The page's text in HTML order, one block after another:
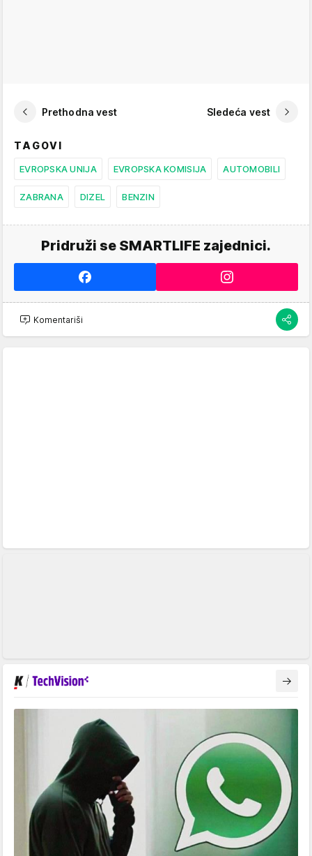
Prethodna vest Sledeća vest
TAGOVI
EVROPSKA UNIJA EVROPSKA KOMISIJA AUTOMOBILI
ZABRANA DIZEL BENZIN
Pridruži se SMARTLIFE zajednici.
Komentariši